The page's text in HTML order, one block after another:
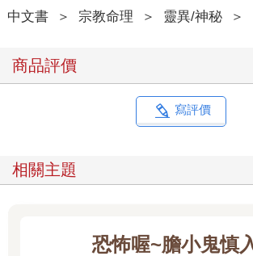
中文書 ＞ 宗教命理 ＞ 靈異/神秘 ＞
商品評價
寫評價
相關主題
恐怖喔~膽小鬼慎